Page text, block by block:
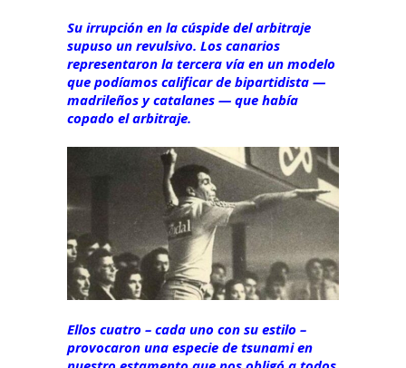
Su irrupción en la cúspide del arbitraje
supuso un revulsivo. Los canarios
representaron la tercera vía en un modelo
que podíamos calificar de bipartidista —
madrileños y catalanes — que había
copado el arbitraje.
Ellos cuatro – cada uno con su estilo –
provocaron una especie de tsunami en